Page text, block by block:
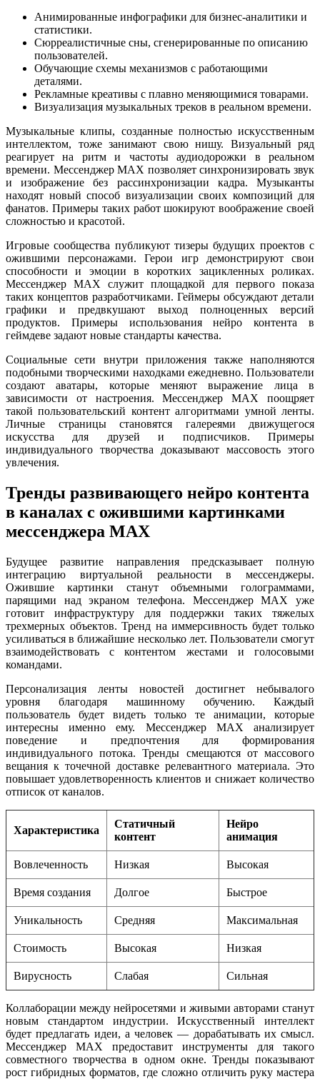
Анимированные инфографики для бизнес-аналитики и
статистики.
Сюрреалистичные сны, сгенерированные по описанию
пользователей.
Обучающие схемы механизмов с работающими
деталями.
Рекламные креативы с плавно меняющимися товарами.
Визуализация музыкальных треков в реальном времени.
Музыкальные клипы, созданные полностью искусственным
интеллектом, тоже занимают свою нишу. Визуальный ряд
реагирует на ритм и частоты аудиодорожки в реальном
времени. Мессенджер MAX позволяет синхронизировать звук
и изображение без рассинхронизации кадра. Музыканты
находят новый способ визуализации своих композиций для
фанатов. Примеры таких работ шокируют воображение своей
сложностью и красотой.
Игровые сообщества публикуют тизеры будущих проектов с
ожившими персонажами. Герои игр демонстрируют свои
способности и эмоции в коротких зацикленных роликах.
Мессенджер MAX служит площадкой для первого показа
таких концептов разработчиками. Геймеры обсуждают детали
графики и предвкушают выход полноценных версий
продуктов. Примеры использования нейро контента в
геймдеве задают новые стандарты качества.
Социальные сети внутри приложения также наполняются
подобными творческими находками ежедневно. Пользователи
создают аватары, которые меняют выражение лица в
зависимости от настроения. Мессенджер MAX поощряет
такой пользовательский контент алгоритмами умной ленты.
Личные страницы становятся галереями движущегося
искусства для друзей и подписчиков. Примеры
индивидуального творчества доказывают массовость этого
увлечения.
Тренды развивающего нейро контента
в каналах с ожившими картинками
мессенджера MAX
Будущее развитие направления предсказывает полную
интеграцию виртуальной реальности в мессенджеры.
Ожившие картинки станут объемными голограммами,
парящими над экраном телефона. Мессенджер MAX уже
готовит инфраструктуру для поддержки таких тяжелых
трехмерных объектов. Тренд на иммерсивность будет только
усиливаться в ближайшие несколько лет. Пользователи смогут
взаимодействовать с контентом жестами и голосовыми
командами.
Персонализация ленты новостей достигнет небывалого
уровня благодаря машинному обучению. Каждый
пользователь будет видеть только те анимации, которые
интересны именно ему. Мессенджер MAX анализирует
поведение и предпочтения для формирования
индивидуального потока. Тренды смещаются от массового
вещания к точечной доставке релевантного материала. Это
повышает удовлетворенность клиентов и снижает количество
отписок от каналов.
Характеристика
Статичный
контент
Нейро
анимация
Вовлеченность Низкая Высокая
Время создания Долгое Быстрое
Уникальность Средняя Максимальная
Стоимость Высокая Низкая
Вирусность Слабая Сильная
Коллаборации между нейросетями и живыми авторами станут
новым стандартом индустрии. Искусственный интеллект
будет предлагать идеи, а человек — дорабатывать их смысл.
Мессенджер MAX предоставит инструменты для такого
совместного творчества в одном окне. Тренды показывают
рост гибридных форматов, где сложно отличить руку мастера